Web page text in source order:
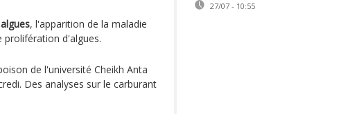
, l'apparition de la maladie
prolifération d'algues.
de l'université Cheikh Anta
Des analyses sur le carburant
27/07 - 10:55